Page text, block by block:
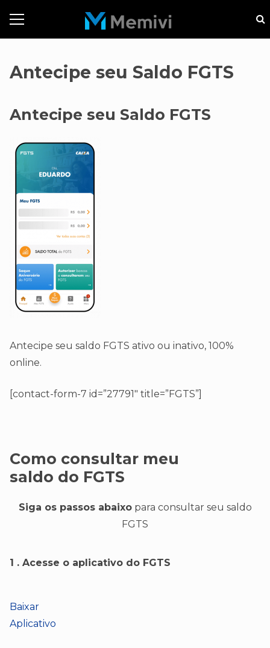
Antecipe seu Saldo FGTS
Antecipe seu Saldo FGTS
Antecipe seu saldo FGTS ativo ou inativo, 100%
online.
[contact-form-7 id=”27791″ title=”FGTS”]
Como consultar meu
saldo do FGTS
Siga os passos abaixopara consultar seu saldo
FGTS
1 . Acesse o aplicativo do FGTS
Baixar
Aplicativo